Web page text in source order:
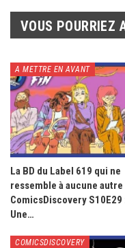
VOUS POURRIEZ
A METTRE EN AVANT
La BD du Label 619 qui ne
ressemble à aucune autre
ComicsDiscovery S10E29
Une…
COMICSDISCOVERY